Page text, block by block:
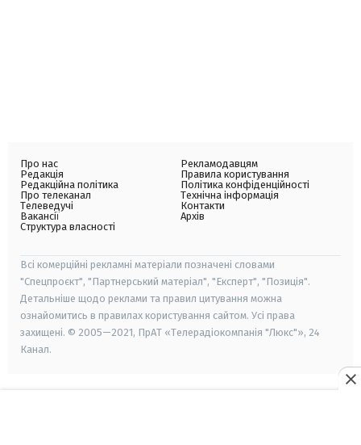
Про нас
Редакція
Редакційна політика
Про телеканал
Телеведучі
Вакансії
Структура власності
Рекламодавцям
Правила користування
Політика конфіденційності
Технічна інформація
Контакти
Архів
Всі комерційні рекламні матеріали позначені словами
"Спецпроєкт", "Партнерський матеріал", "Експерт", "Позиція".
Детальніше щодо реклами та правил цитування можна
ознайомитись в правилах користування сайтом. Усі права
захищені. © 2005—2021, ПрАТ «Телерадіокомпанія "Люкс"», 24
Канал.